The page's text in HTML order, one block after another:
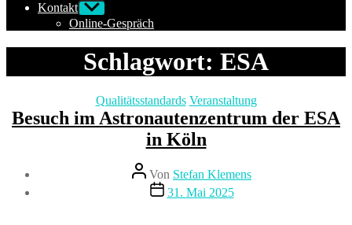
Kontakt Untermenü
anzeigen
Online-Gespräch
Schlagwort: ESA
Kategorien
Qualitätsstandards Veranstaltung
Besuch im Astronautenzentrum der ESA
in Köln
Beitragsautor
Von Stefan Klemens
Beitragsdatum
31. Mai 2025